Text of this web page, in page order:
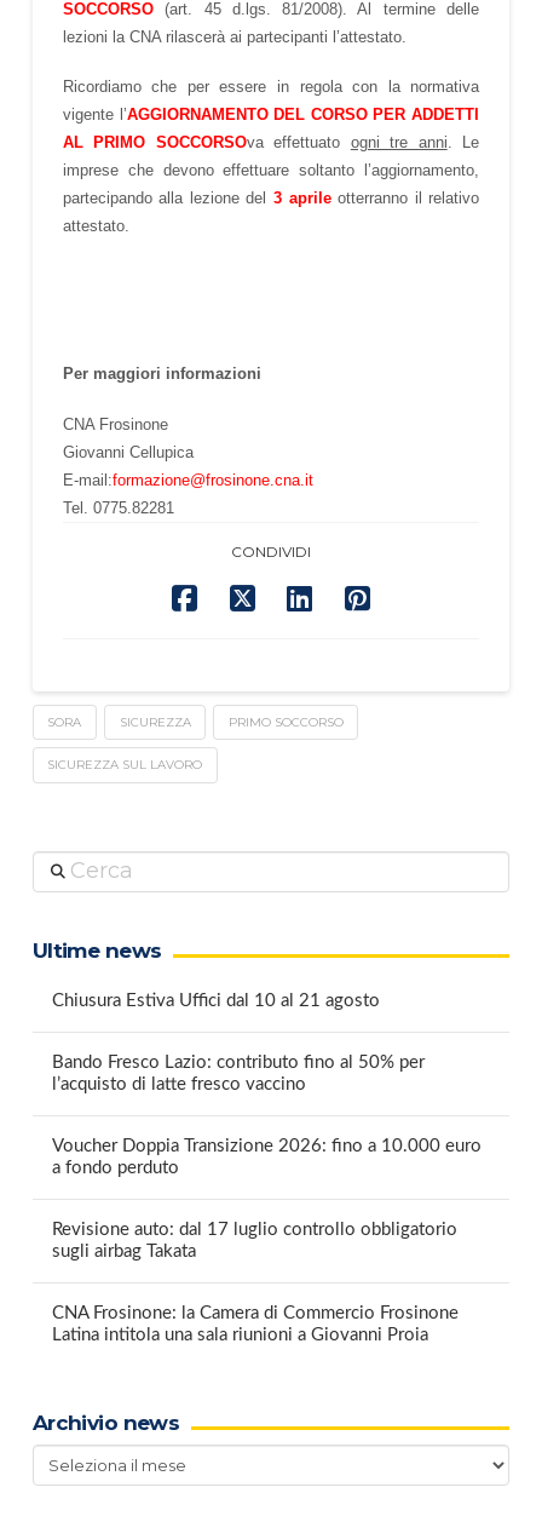
SOCCORSO(art. 45 d.lgs. 81/2008). Al termine delle
lezioni la CNA rilascerà ai partecipanti l’attestato.
Ricordiamo che per essere in regola con la normativa
vigente l’AGGIORNAMENTO DEL CORSO PER ADDETTI
AL PRIMO SOCCORSOva effettuato ogni tre anni. Le
imprese che devono effettuare soltanto l’aggiornamento,
partecipando alla lezione del 3 aprileotterranno il relativo
attestato.
Per maggiori informazioni
CNA Frosinone
Giovanni Cellupica
E-mail:formazione@frosinone.cna.it
Tel. 0775.82281
CONDIVIDI
SORA SICUREZZA PRIMO SOCCORSO
SICUREZZA SUL LAVORO
Cerca
Ultime news
Chiusura Estiva Uffici dal 10 al 21 agosto
Bando Fresco Lazio: contributo fino al 50% per
l’acquisto di latte fresco vaccino
Voucher Doppia Transizione 2026: fino a 10.000 euro
a fondo perduto
Revisione auto: dal 17 luglio controllo obbligatorio
sugli airbag Takata
CNA Frosinone: la Camera di Commercio Frosinone
Latina intitola una sala riunioni a Giovanni Proia
Archivio news
Archivio
news